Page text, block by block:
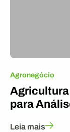
Agronegócio
Agricultura
para
Leia mais